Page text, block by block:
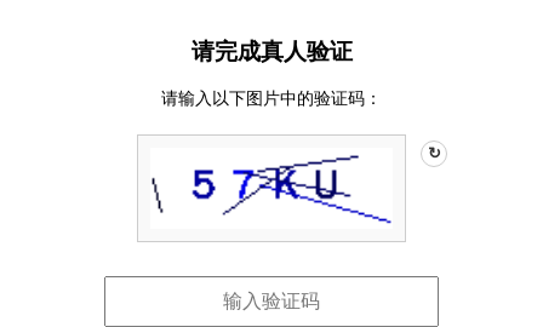
请完成真人验证
请输入以下图片中的验证码：
↻